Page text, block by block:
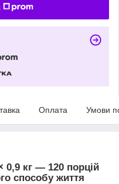
Оплата Умови
0,9 кг — 120 порцій
способу життя